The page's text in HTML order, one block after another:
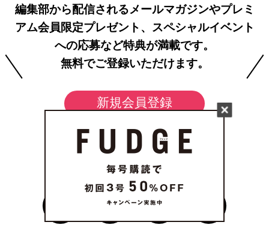
編集部から配信されるメールマガジンやプレミ
アム会員限定プレゼント、スペシャルイベント
への応募など特典が満載です。
無料でご登録いただけます。
新規会員登録
FOLLOW US
on